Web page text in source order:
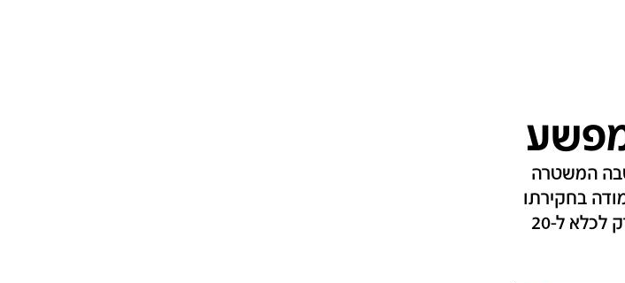
מפשע
שבה המשטרה
בחקירתו
בפשע שלא ביצע, ואיך רק בזכות ישראלית טובה אחת, הוא ניצל מלהיזרק לכלא ל-20